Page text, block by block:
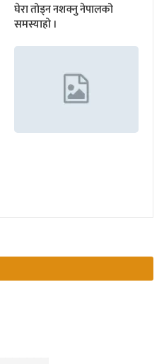
घेरा तोड्न नशक्नु नेपालको
समस्याहो ।